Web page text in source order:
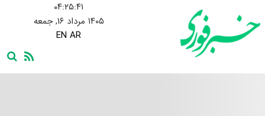
۰۴:۲۵:۴۲
۱۴۰۵ مرداد ۱۶, جمعه
EN AR